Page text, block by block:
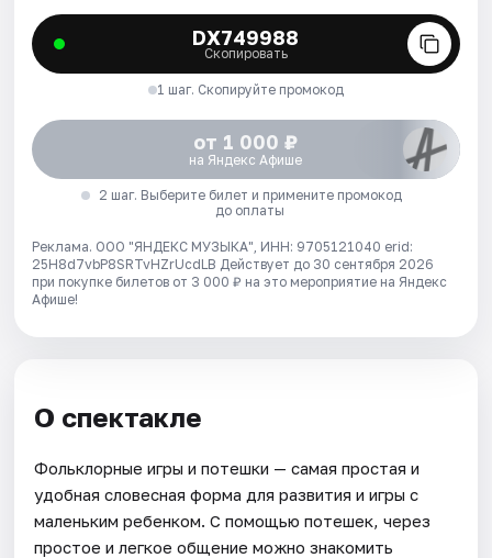
DX749988
Скопировать
1 шаг. Скопируйте промокод
от 1 000 ₽
на Яндекс Афише
2 шаг. Выберите билет и примените промокод
до оплаты
Реклама. ООО "ЯНДЕКС МУЗЫКА", ИНН: 9705121040 erid:
25H8d7vbP8SRTvHZrUcdLB Действует до 30 сентября 2026
при покупке билетов от 3 000 ₽ на это мероприятие на Яндекс
Афише!
О спектакле
Фольклорные игры и потешки — самая простая и
удобная словесная форма для развития и игры с
маленьким ребенком. С помощью потешек, через
простое и легкое общение можно знакомить